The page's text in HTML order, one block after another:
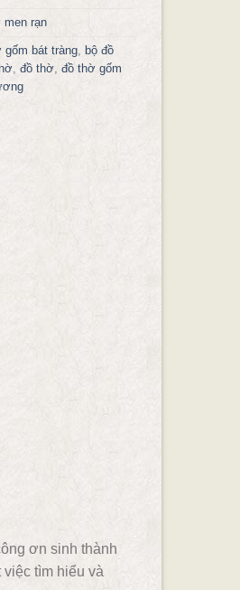
rạn
gốm bát tràng,
bộ đồ
, đồ thờ, đồ thờ gốm
ơn sinh thành
tìm hiểu và